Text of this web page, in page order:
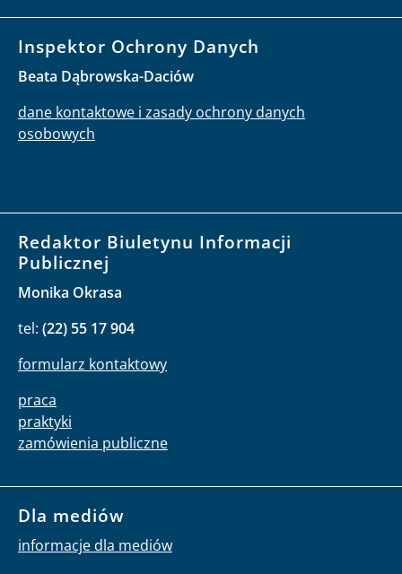
Inspektor Ochrony Danych
Beata Dąbrowska-Daciów
dane kontaktowe i zasady ochrony danych
osobowych
Redaktor Biuletynu Informacji
Publicznej
Monika Okrasa
tel: (22) 55 17 904
formularz kontaktowy
praca
praktyki
zamówienia publiczne
Dla mediów
informacje dla mediów